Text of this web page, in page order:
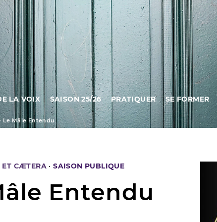
LA VOIX SAISON 25/26 PRATIQUER SE FORMER
Le Mâle Entendu
ET CÆTERA ·SAISON PUBLIQUE
Entendu